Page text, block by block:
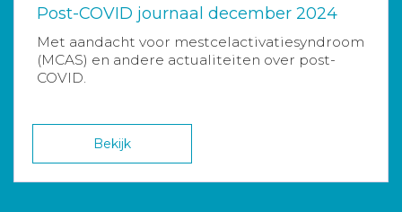
Post-COVID journaal december 2024
Met aandacht voor mestcelactivatiesyndroom
(MCAS) en andere actualiteiten over post-
COVID.
Bekijk